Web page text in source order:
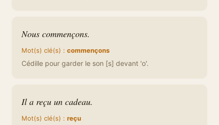
Nous commençons.
Mot(s) clé(s) : commençons
Cédille pour garder le son [s] devant 'o'.
Il a reçu un cadeau.
Mot(s) clé(s) : reçu